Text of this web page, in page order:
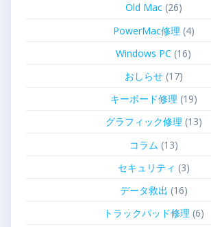
Old Mac(26)
PowerMac修理 (4)
Windows PC (16)
おしらせ(17)
キーボード修理 (19)
グラフィック修理 (13)
コラム (13)
セキュリティ (3)
データ救出 (16)
トラックパッド修理 (6)